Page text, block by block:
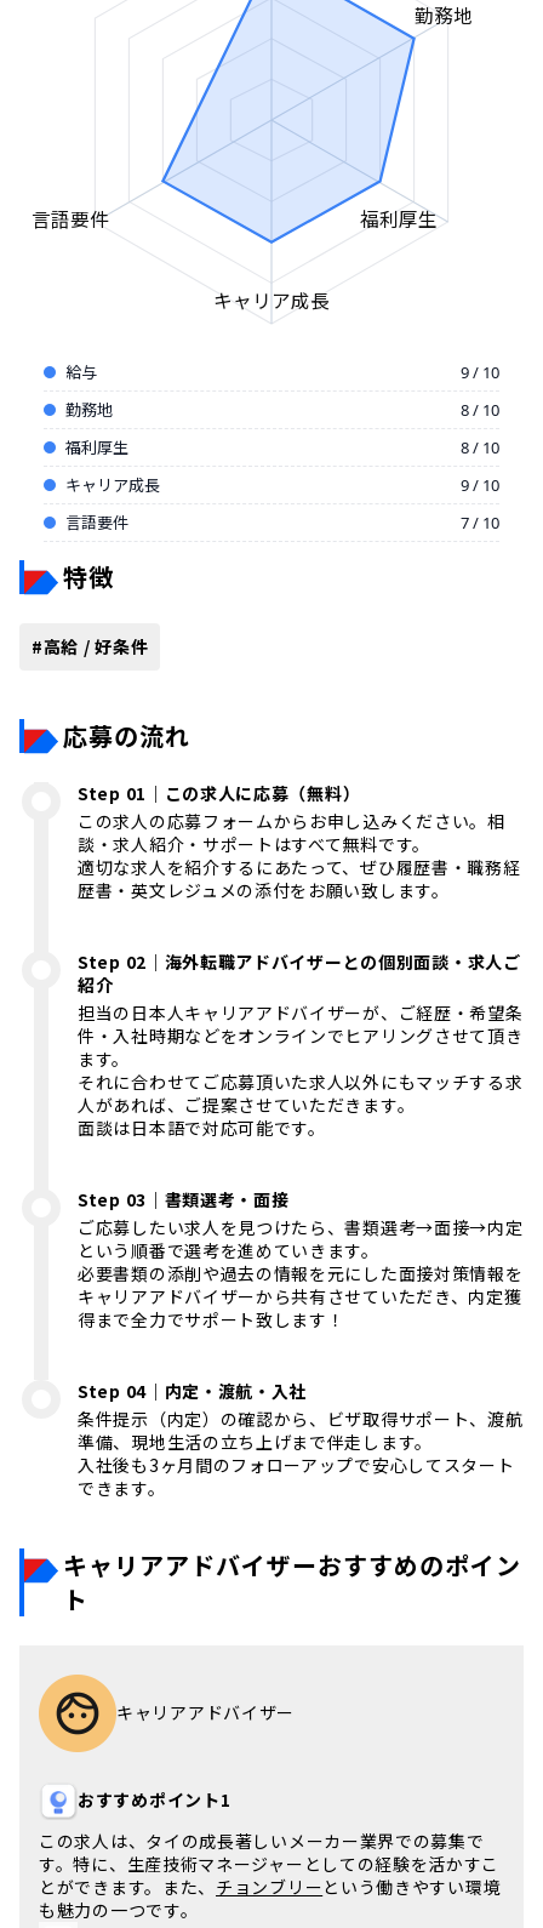
勤務地
福利厚生
キャリア成長
言語要件
給与
9 / 10
勤務地
8 / 10
福利厚生
8 / 10
キャリア成長
9 / 10
言語要件
7 / 10
特徴
#高給 / 好条件
応募の流れ
Step 01｜この求人に応募（無料）
この求人の応募フォームからお申し込みください。相
談・求人紹介・サポートはすべて無料です。
適切な求人を紹介するにあたって、ぜひ履歴書・職務経
歴書・英文レジュメの添付をお願い致します。
Step 02｜海外転職アドバイザーとの個別面談・求人ご
紹介
担当の日本人キャリアアドバイザーが、ご経歴・希望条
件・入社時期などをオンラインでヒアリングさせて頂き
ます。
それに合わせてご応募頂いた求人以外にもマッチする求
人があれば、ご提案させていただきます。
面談は日本語で対応可能です。
Step 03｜書類選考・面接
ご応募したい求人を見つけたら、書類選考→面接→内定
という順番で選考を進めていきます。
必要書類の添削や過去の情報を元にした面接対策情報を
キャリアアドバイザーから共有させていただき、内定獲
得まで全力でサポート致します！
Step 04｜内定・渡航・入社
条件提示（内定）の確認から、ビザ取得サポート、渡航
準備、現地生活の立ち上げまで伴走します。
入社後も3ヶ月間のフォローアップで安心してスタート
できます。
キャリアアドバイザーおすすめのポイン
ト
キャリアアドバイザー
おすすめポイント1
この求人は、 タイ の成長著しい メーカー業界での募集で
す。特に、 生産技術マネージャー としての経験を活かすこ
とができます。また、 チョンブリーという働きやすい環境
も魅力の一つです。